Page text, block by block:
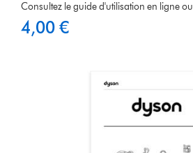
Consultez le guide d'utilisation en ligne ou
4,00 €